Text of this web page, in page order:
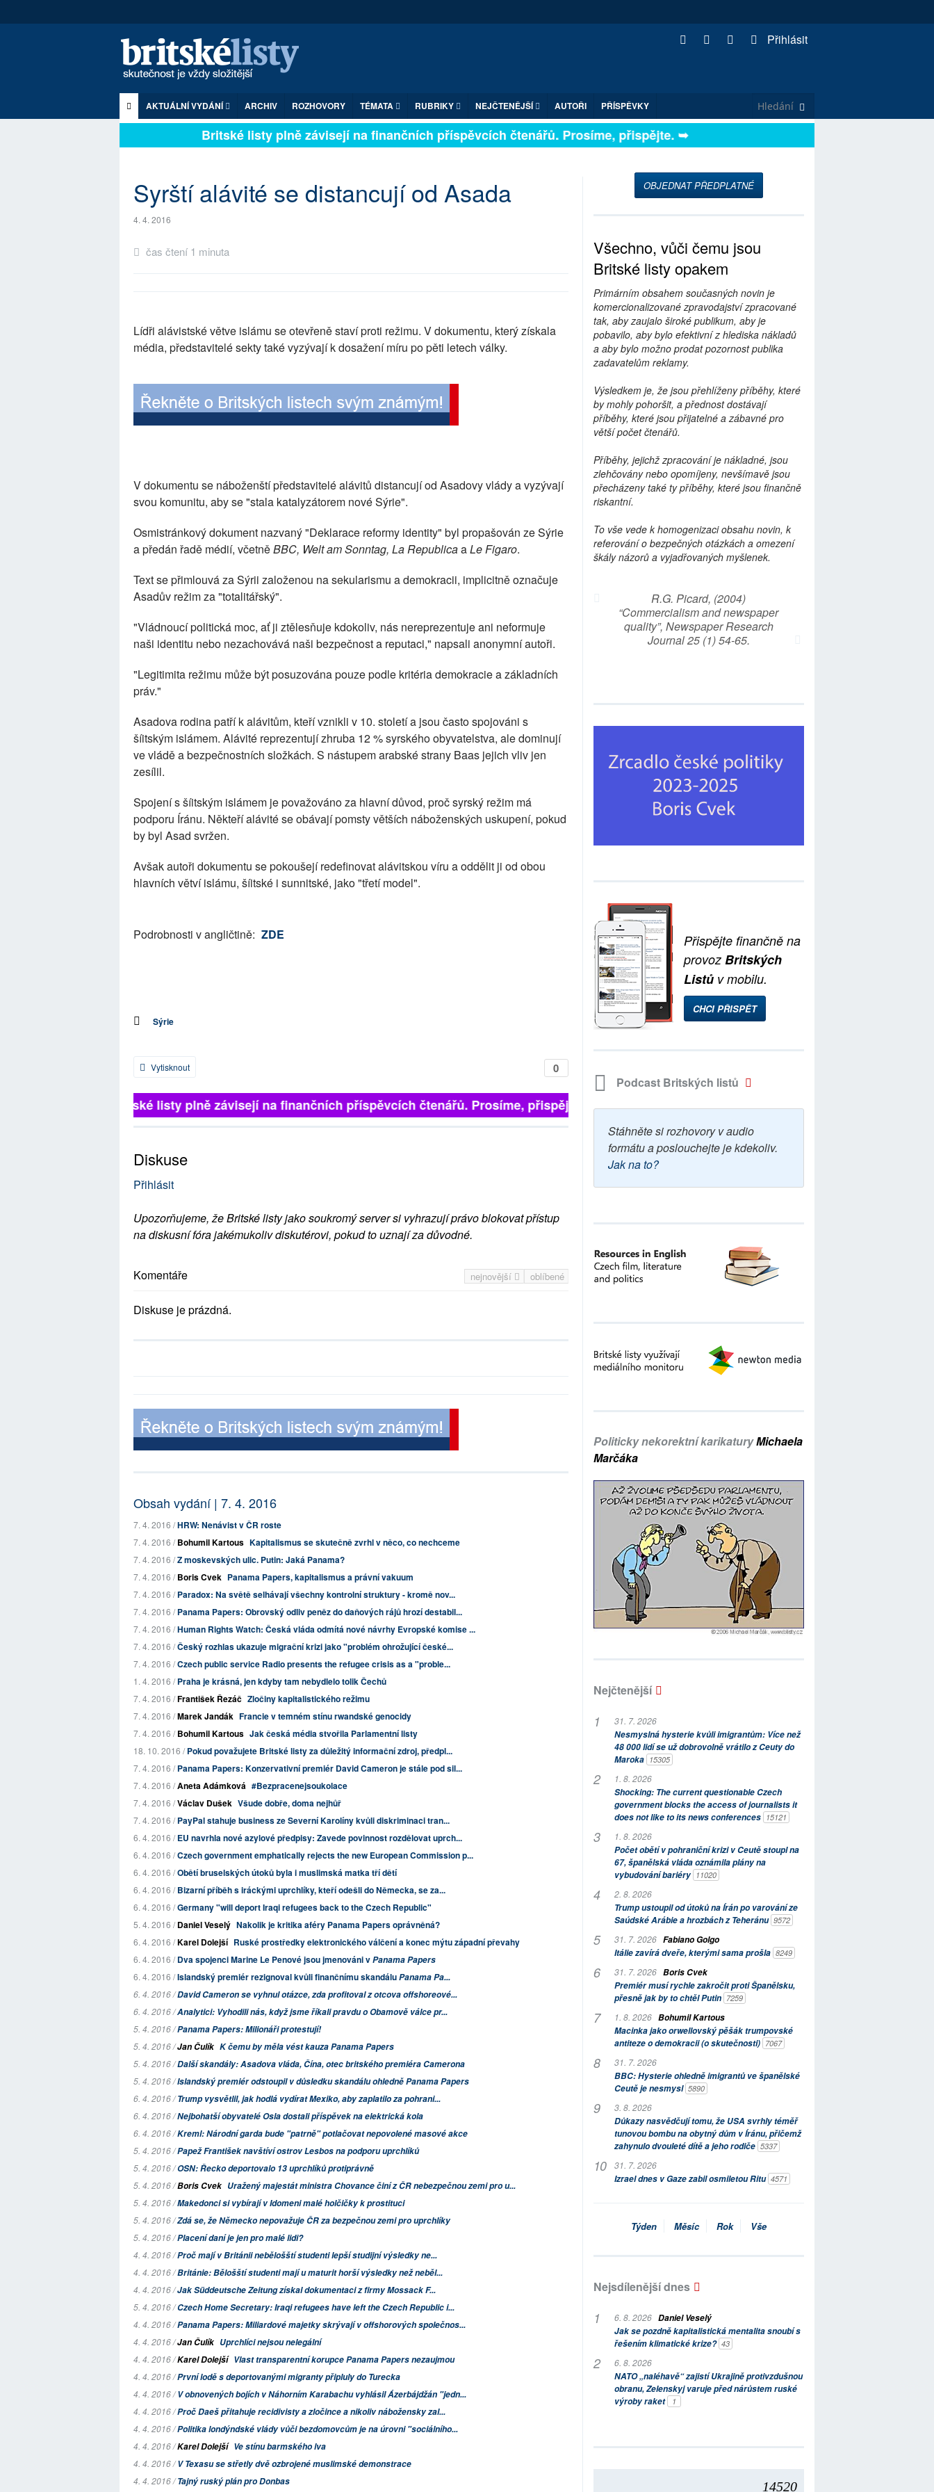
Přihlásit
AKTUÁLNÍ VYDÁNÍ ARCHIV ROZHOVORY TÉMATA RUBRIKY NEJČTENĚJŠÍ AUTOŘI PŘÍSPĚVKY
Britské listy plně závisejí na finančních příspěvcích čtenářů. Prosíme, přispějte. ➥
Syrští alávité se distancují od Asada
4. 4. 2016
čas čtení 1 minuta
Lídři alávistské větve islámu se otevřeně staví proti režimu. V dokumentu, který získala
média, představitelé sekty také vyzývají k dosažení míru po pěti letech války.
V dokumentu se náboženští představitelé alávitů distancují od Asadovy vlády a vyzývají
svou komunitu, aby se "stala katalyzátorem nové Sýrie".
Osmistránkový dokument nazvaný "Deklarace reformy identity" byl propašován ze Sýrie
a předán řadě médií, včetněBBC, Welt am Sonntag, La RepublicaaLe Figaro.
Text se přimlouvá za Sýrii založenou na sekularismu a demokracii, implicitně označuje
Asadův režim za "totalitářský".
"Vládnoucí politická moc, ať ji ztělesňuje kdokoliv, nás nereprezentuje ani neformuje
naši identitu nebo nezachovává naši bezpečnost a reputaci," napsali anonymní autoři.
"Legitimita režimu může být posuzována pouze podle kritéria demokracie a základních
práv."
Asadova rodina patří k alávitům, kteří vznikli v 10. století a jsou často spojováni s
šíitským islámem. Alávité reprezentují zhruba 12 % syrského obyvatelstva, ale dominují
ve vládě a bezpečnostních složkách. S nástupem arabské strany Baas jejich vliv jen
zesílil.
Spojení s šíitským islámem je považováno za hlavní důvod, proč syrský režim má
podporu Íránu. Někteří alávité se obávají pomsty větších náboženských uskupení, pokud
by byl Asad svržen.
Avšak autoři dokumentu se pokoušejí redefinovat alávitskou víru a oddělit ji od obou
hlavních větví islámu, šíitské i sunnitské, jako "třetí model".
Podrobnosti v angličtině: ZDE
Sýrie
0
Vytisknout
Britské listy plně závisejí na finančních příspěvcích čtenářů. Prosíme, přispějte. ➥
Diskuse
Přihlásit
Upozorňujeme, že Britské listy jako soukromý server si vyhrazují právo blokovat přístup
na diskusní fóra jakémukoliv diskutérovi, pokud to uznají za důvodné.
nejnovější oblíbené
Komentáře
Diskuse je prázdná.
Obsah vydání | 7. 4. 2016
7. 4. 2016 /HRW: Nenávist v ČR roste
7. 4. 2016 /Bohumil Kartous Kapitalismus se skutečně zvrhl v něco, co nechceme
7. 4. 2016 /Z moskevských ulic. Putin: Jaká Panama?
7. 4. 2016 /Boris Cvek Panama Papers, kapitalismus a právní vakuum
7. 4. 2016 /Paradox: Na světě selhávají všechny kontrolní struktury - kromě nov...
7. 4. 2016 /Panama Papers: Obrovský odliv peněz do daňových rájů hrozí destabil...
7. 4. 2016 /Human Rights Watch: Česká vláda odmítá nové návrhy Evropské komise ...
7. 4. 2016 /Český rozhlas ukazuje migrační krizi jako "problém ohrožující české...
7. 4. 2016 /Czech public service Radio presents the refugee crisis as a "proble...
1. 4. 2016 /Praha je krásná, jen kdyby tam nebydlelo tolik Čechů
7. 4. 2016 /František Řezáč Zločiny kapitalistického režimu
7. 4. 2016 /Marek Jandák Francie v temném stínu rwandské genocidy
7. 4. 2016 /Bohumil Kartous Jak česká média stvořila Parlamentní listy
18. 10. 2016 /Pokud považujete Britské listy za důležitý informační zdroj, předpl...
7. 4. 2016 /Panama Papers: Konzervativní premiér David Cameron je stále pod sil...
7. 4. 2016 /Aneta Adámková #Bezpracenejsoukolace
7. 4. 2016 /Václav Dušek Všude dobře, doma nejhůř
7. 4. 2016 /PayPal stahuje business ze Severní Karolíny kvůli diskriminaci tran...
6. 4. 2016 /EU navrhla nové azylové předpisy: Zavede povinnost rozdělovat uprch...
6. 4. 2016 /Czech government emphatically rejects the new European Commission p...
6. 4. 2016 /Obětí bruselských útoků byla i muslimská matka tří dětí
6. 4. 2016 /Bizarní příběh s iráckými uprchlíky, kteří odešli do Německa, se za...
6. 4. 2016 /Germany "will deport Iraqi refugees back to the Czech Republic"
5. 4. 2016 /Daniel Veselý Nakolik je kritika aféry Panama Papers oprávněná?
6. 4. 2016 /Karel Dolejší Ruské prostředky elektronického válčení a konec mýtu západní převahy
6. 4. 2016 /Dva spojenci Marine Le Penové jsou jmenováni vPanama Papers
6. 4. 2016 /Islandský premiér rezignoval kvůli finančnímu skandáluPanama Pa...
6. 4. 2016 /David Cameron se vyhnul otázce, zda profitoval z otcova offshoreové...
6. 4. 2016 /Analytici: Vyhodili nás, když jsme říkali pravdu o Obamově válce pr...
5. 4. 2016 /Panama Papers: Milionáři protestují!
5. 4. 2016 /Jan Čulík K čemu by měla vést kauza Panama Papers
5. 4. 2016 /Další skandály: Asadova vláda, Čína, otec britského premiéra Camerona
5. 4. 2016 /Islandský premiér odstoupil v důsledku skandálu ohledně Panama Papers
6. 4. 2016 /Trump vysvětlil, jak hodlá vydírat Mexiko, aby zaplatilo za pohrani...
6. 4. 2016 /Nejbohatší obyvatelé Osla dostali příspěvek na elektrická kola
6. 4. 2016 /Kreml: Národní garda bude "patrně" potlačovat nepovolené masové akce
5. 4. 2016 /Papež František navštíví ostrov Lesbos na podporu uprchlíků
5. 4. 2016 /OSN: Řecko deportovalo 13 uprchlíků protiprávně
5. 4. 2016 /Boris Cvek Uražený majestát ministra Chovance činí z ČR nebezpečnou zemi pro u...
5. 4. 2016 /Makedonci si vybírají v Idomeni malé holčičky k prostituci
5. 4. 2016 /Zdá se, že Německo nepovažuje ČR za bezpečnou zemi pro uprchlíky
5. 4. 2016 /Placení daní je jen pro malé lidi?
4. 4. 2016 /Proč mají v Británii nebělošští studenti lepší studijní výsledky ne...
4. 4. 2016 /Británie: Bělošští studenti mají u maturit horší výsledky než neběl...
4. 4. 2016 /JakSüddeutsche Zeitungzískal dokumentaci z firmy Mossack F...
5. 4. 2016 /Czech Home Secretary: Iraqi refugees have left the Czech Republic i...
4. 4. 2016 /Panama Papers: Miliardové majetky skrývají v offshorových společnos...
4. 4. 2016 /Jan Čulík Uprchlíci nejsou nelegální
4. 4. 2016 /Karel Dolejší Vlast transparentní korupcePanama Papersnezaujmou
4. 4. 2016 /První lodě s deportovanými migranty připluly do Turecka
4. 4. 2016 /V obnovených bojích v Náhorním Karabachu vyhlásil Ázerbájdžán "jedn...
4. 4. 2016 /Proč Daeš přitahuje recidivisty a zločince a nikoliv nábožensky zal...
4. 4. 2016 /Politika londýndské vlády vůči bezdomovcům je na úrovni "sociálního...
4. 4. 2016 /Karel Dolejší Ve stínu barmského lva
4. 4. 2016 /V Texasu se střetly dvě ozbrojené muslimské demonstrace
4. 4. 2016 /Tajný ruský plán pro Donbas
OBJEDNAT PŘEDPLATNÉ
Všechno, vůči čemu jsou
Britské listy opakem
Primárním obsahem současných novin je
komercionalizované zpravodajství zpracované
tak, aby zaujalo široké publikum, aby je
pobavilo, aby bylo efektivní z hlediska nákladů
a aby bylo možno prodat pozornost publika
zadavatelům reklamy.
Výsledkem je, že jsou přehlíženy příběhy, které
by mohly pohoršit, a přednost dostávají
příběhy, které jsou přijatelné a zábavné pro
větší počet čtenářů.
Příběhy, jejichž zpracování je nákladné, jsou
zlehčovány nebo opomíjeny, nevšímavě jsou
přecházeny také ty příběhy, které jsou finančně
riskantní.
To vše vede k homogenizaci obsahu novin, k
referování o bezpečných otázkách a omezení
škály názorů a vyjadřovaných myšlenek.
R.G. Picard, (2004)
“Commercialism and newspaper
quality”, Newspaper Research
Journal 25 (1) 54-65.
Přispějte finančně na
provoz Britských
Listův mobilu.
CHCI PŘISPĚT
Podcast Britských listů
Stáhněte si rozhovory v audio
formátu a poslouchejte je kdekoliv.
Jak na to?
Politicky nekorektní karikaturyMichaela
Marčáka
Nejčtenější
31. 7. 2026
Nesmyslná hysterie kvůli imigrantům: Více než
48 000 lidí se už dobrovolně vrátilo z Ceuty do
Maroka 15305
1. 8. 2026
Shocking: The current questionable Czech
government blocks the access of journalists it
does not like to its news conferences 15121
1. 8. 2026
Počet obětí v pohraniční krizi v Ceutě stoupl na
67, španělská vláda oznámila plány na
vybudování bariéry 11020
2. 8. 2026
Trump ustoupil od útoků na Írán po varování ze
Saúdské Arábie a hrozbách z Teheránu 9572
31. 7. 2026 Fabiano Golgo
Itálie zavírá dveře, kterými sama prošla 8249
31. 7. 2026 Boris Cvek
Premiér musí rychle zakročit proti Španělsku,
přesně jak by to chtěl Putin 7259
1. 8. 2026 Bohumil Kartous
Macinka jako orwellovský pěšák trumpovské
antiteze o demokracii (o skutečnosti) 7067
31. 7. 2026
BBC: Hysterie ohledně imigrantů ve španělské
Ceutě je nesmysl 5890
3. 8. 2026
Důkazy nasvědčují tomu, že USA svrhly téměř
tunovou bombu na obytný dům v Íránu, přičemž
zahynulo dvouleté dítě a jeho rodiče 5337
31. 7. 2026
Izrael dnes v Gaze zabil osmiletou Ritu 4571
Týden Měsíc Rok Vše
Nejsdílenější dnes
6. 8. 2026 Daniel Veselý
Jak se pozdně kapitalistická mentalita snoubí s
řešením klimatické krize? 43
6. 8. 2026
NATO „naléhavě“ zajistí Ukrajině protivzdušnou
obranu, Zelenskyj varuje před nárůstem ruské
výroby raket
1
14520